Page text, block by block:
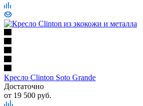
Кресло Clinton Soto Grande
Достаточно
от 19 500 руб.